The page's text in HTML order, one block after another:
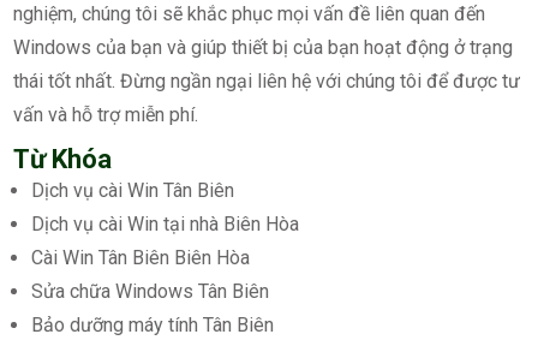
nghiệm, chúng tôi sẽ khắc phục mọi vấn đề liên quan đến
Windows của bạn và giúp thiết bị của bạn hoạt động ở trạng
thái tốt nhất. Đừng ngần ngại liên hệ với chúng tôi để được tư
vấn và hỗ trợ miễn phí.
Từ Khóa
Dịch vụ cài Win Tân Biên
Dịch vụ cài Win tại nhà Biên Hòa
Cài Win Tân Biên Biên Hòa
Sửa chữa Windows Tân Biên
Bảo dưỡng máy tính Tân Biên